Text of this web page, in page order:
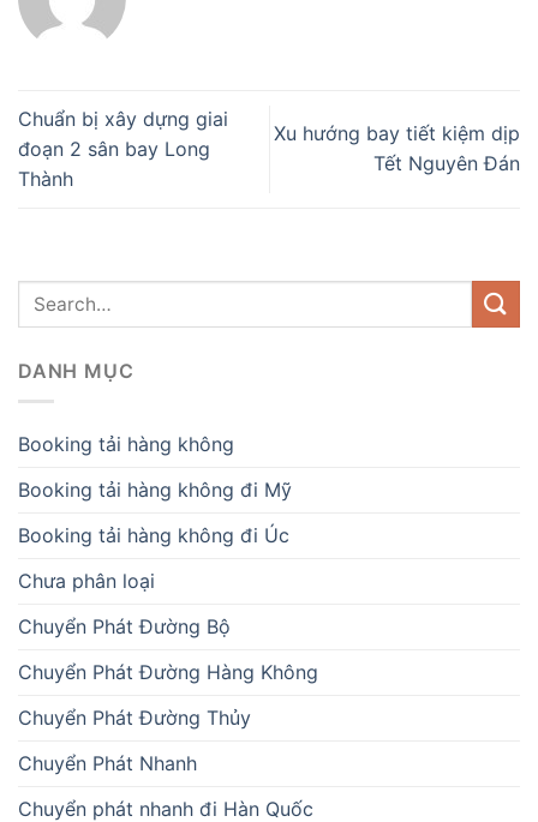
Chuẩn bị xây dựng giai
đoạn 2 sân bay Long
Thành
Xu hướng bay tiết kiệm dịp
Tết Nguyên Đán
DANH MỤC
Booking tải hàng không
Booking tải hàng không đi Mỹ
Booking tải hàng không đi Úc
Chưa phân loại
Chuyển Phát Đường Bộ
Chuyển Phát Đường Hàng Không
Chuyển Phát Đường Thủy
Chuyển Phát Nhanh
Chuyển phát nhanh đi Hàn Quốc